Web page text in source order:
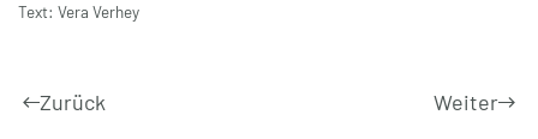
Text: Vera Verhey
Zurück Weiter